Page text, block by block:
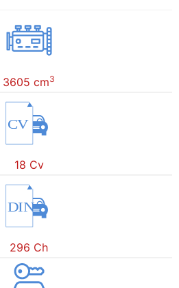
3605 cm3
CV
18 Cv
DIN
296 Ch